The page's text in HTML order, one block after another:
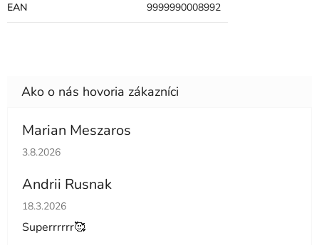
EAN 9999990008992
Marian Meszaros
Hodnotenie obchodu je 5 z 5 hviezdičiek.
3.8.2026
Andrii Rusnak
Hodnotenie obchodu je 5 z 5 hviezdičiek.
18.3.2026
Superrrrrr🥰